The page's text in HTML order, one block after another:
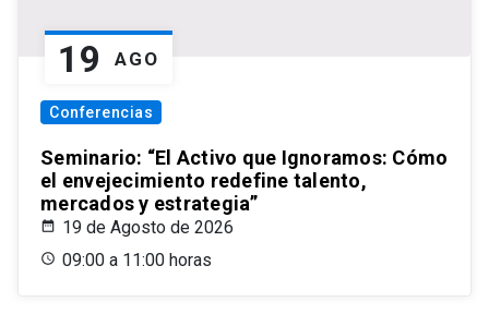
19 AGO
Conferencias
Seminario: “El Activo que Ignoramos: Cómo
el envejecimiento redefine talento,
mercados y estrategia”
19 de Agosto de 2026
09:00 a 11:00 horas